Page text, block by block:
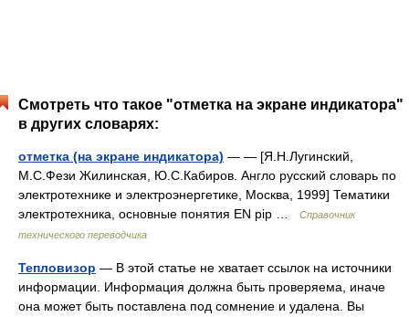
Смотреть что такое "отметка на экране индикатора"
в других словарях:
отметка (на экране индикатора) — — [Я.Н.Лугинский,
М.С.Фези Жилинская, Ю.С.Кабиров. Англо русский словарь по
электротехнике и электроэнергетике, Москва, 1999] Тематики
электротехника, основные понятия EN pip …
Справочник
технического переводчика
Тепловизор — В этой статье не хватает ссылок на источники
информации. Информация должна быть проверяема, иначе
она может быть поставлена под сомнение и удалена. Вы